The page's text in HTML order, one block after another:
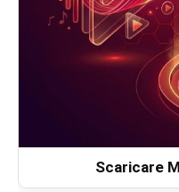
Scaricare